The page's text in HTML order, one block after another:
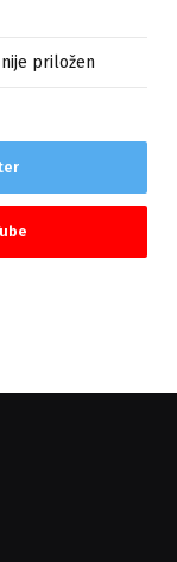
priložen